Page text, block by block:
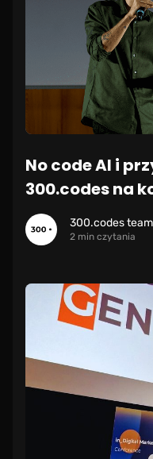
No code AI i
300.codes na
300.codes team
2 min czytania